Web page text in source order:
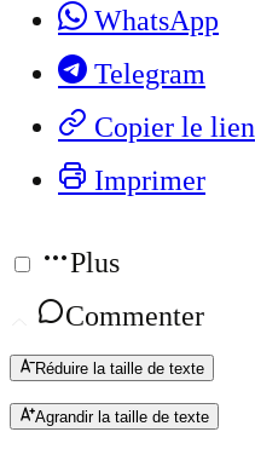
WhatsApp
Telegram
Copier le lien
Imprimer
Plus
Commenter
Réduire la taille de texte
Agrandir la taille de texte